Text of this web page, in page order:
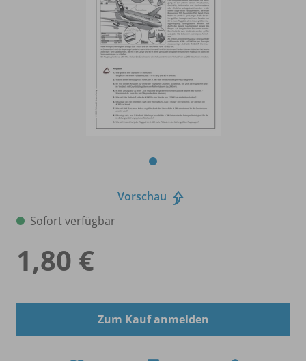
Vorschau
Sofort verfügbar
1,80 €
Zum Kauf anmelden